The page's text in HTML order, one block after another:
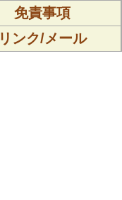
免責事項
リンク/メール